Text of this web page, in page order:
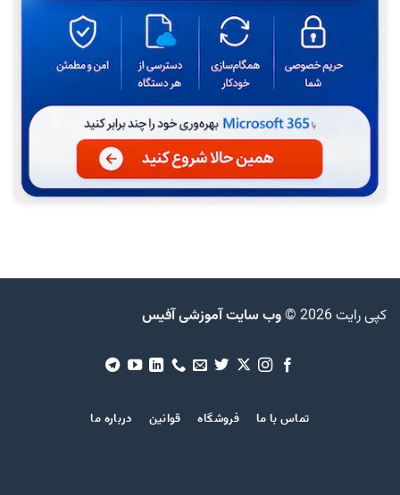
کپی رایت 2026 © وب سایت آموزشی آفیس
تماس با ما فروشگاه قوانین درباره ما